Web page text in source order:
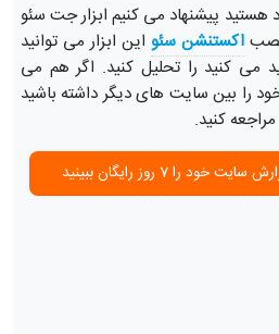
هستید پیشنهاد می کنیم ابزار جت سئو
اکستنشن سئو این ابزار می توانید
می کنید را تحلیل کنید. اگر هم می
را بین سایت های دیگر داشته باشید
کنید.
7 روز رایگان ببینید